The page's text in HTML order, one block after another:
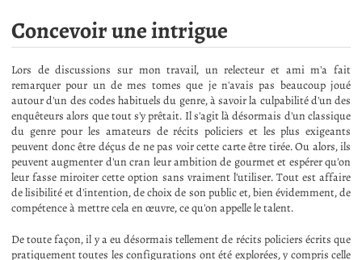
Concevoir une intrigue
Lors de discussions sur mon travail, un relecteur et ami m'a fait
remarquer pour un de mes tomes que je n'avais pas beaucoup joué
autour d'un des codes habituels du genre, à savoir la culpabilité d'un des
enquêteurs alors que tout s'y prêtait. Il s'agit là désormais d'un classique
du genre pour les amateurs de récits policiers et les plus exigeants
peuvent donc être déçus de ne pas voir cette carte être tirée. Ou alors, ils
peuvent augmenter d'un cran leur ambition de gourmet et espérer qu'on
leur fasse miroiter cette option sans vraiment l'utiliser. Tout est affaire
de lisibilité et d'intention, de choix de son public et, bien évidemment, de
compétence à mettre cela en œuvre, ce qu'on appelle le talent.
De toute façon, il y a eu désormais tellement de récits policiers écrits que
pratiquement toutes les configurations ont été explorées, y compris celle